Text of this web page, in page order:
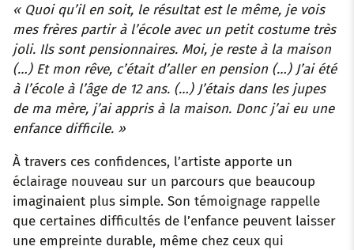
« Quoi qu’il en soit, le résultat est le même, je vois
mes frères partir à l’école avec un petit costume très
joli. Ils sont pensionnaires. Moi, je reste à la maison
(…) Et mon rêve, c’était d’aller en pension (…) J’ai été
à l’école à l’âge de 12 ans. (…) J’étais dans les jupes
de ma mère, j’ai appris à la maison. Donc j’ai eu une
enfance difficile. »
À travers ces confidences, l’artiste apporte un
éclairage nouveau sur un parcours que beaucoup
imaginaient plus simple. Son témoignage rappelle
que certaines difficultés de l’enfance peuvent laisser
une empreinte durable, même chez ceux qui